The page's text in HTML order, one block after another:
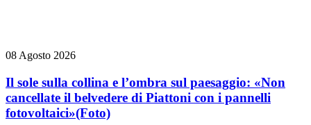
08 Agosto 2026
Il sole sulla collina e l’ombra sul paesaggio: «Non
cancellate il belvedere di Piattoni con i pannelli
fotovoltaici»(Foto)